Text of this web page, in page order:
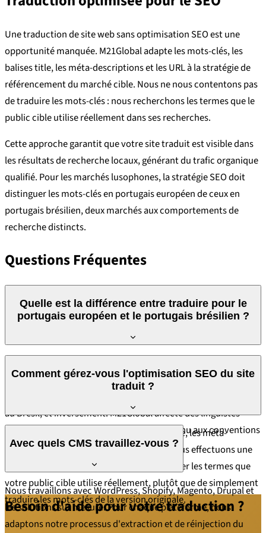
Une traduction de site web sans optimisation SEO est une
opportunité manquée. M21Global adapte les mots-clés, les
balises title, les méta-descriptions et les URL à la stratégie de
référencement du marché cible. Nous ne nous contentons pas
de traduire les mots-clés : nous recherchons les termes que le
public cible utilise réellement dans ses recherches.
Cette approche garantit que votre site traduit est visible dans
les résultats de recherche locaux, générant du trafic organique
qualifié. Pour les marchés lusophones, la stratégie SEO doit
distinguer les mots-clés en portugais européen de ceux en
portugais brésilien, deux marchés aux comportements de
recherche distincts.
Questions Fréquentes
Quelle est la différence entre traduire pour le
portugais européen et le portugais brésilien ?
vocabulaire, orthographe, syntaxe et références culturelles. Un
au Brésil, et inversement. M21Global affecte des linguistes
natifs de la variante cible et adapte le contenu aux conventions
culturelles et commerciales du marché visé.
Comment gérez-vous l'optimisation SEO du site
traduit ?
Nous adaptons les mots-clés, les balises title, les méta-
descriptions et les URL au marché cible. Nous effectuons une
recherche de mots-clés locaux pour identifier les termes que
votre public cible utilise réellement, plutôt que de simplement
traduire les mots-clés de la version originale.
Avec quels CMS travaillez-vous ?
Nous travaillons avec WordPress, Shopify, Magento, Drupal et
les solutions sur mesure. Pour chaque plateforme, nous
adaptons notre processus d'extraction et de réinjection du
Besoin d'aide pour votre traduction ?